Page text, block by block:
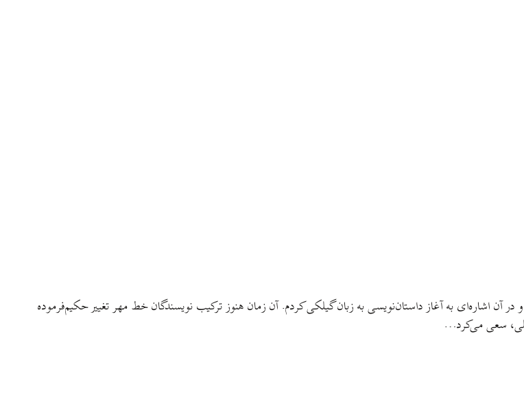
اشاره‌ای به آغاز داستان‌نویسی به زبان گیلکی کردم. آن زمان هنوز ترکیب نویسندگان خط مهر تغییر حکیم‌فرموده
سعی می‌کرد…